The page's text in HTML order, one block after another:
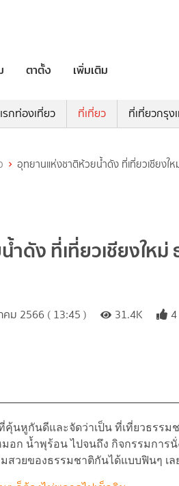
ตาตั้ง เพิ่มเติม
รกท่องเที่ยว ที่เที่ยว ที่เที่ยวกรุง
อุทยานแห่งชาติห้วยน้ำดัง ที่เที่ยวเชียง
ดัง ที่เที่ยวเชียงให
ม 2566 ( 13:45 ) 31.4K 4
คุ้นหูกันดีและจัดว่าเป็น ที่เที่ยวธรรม
มอก น้ำพุร้อน ไปจนถึง กิจกรรมการ
สวยของธรรมชาติกันได้แบบฟินๆ เล